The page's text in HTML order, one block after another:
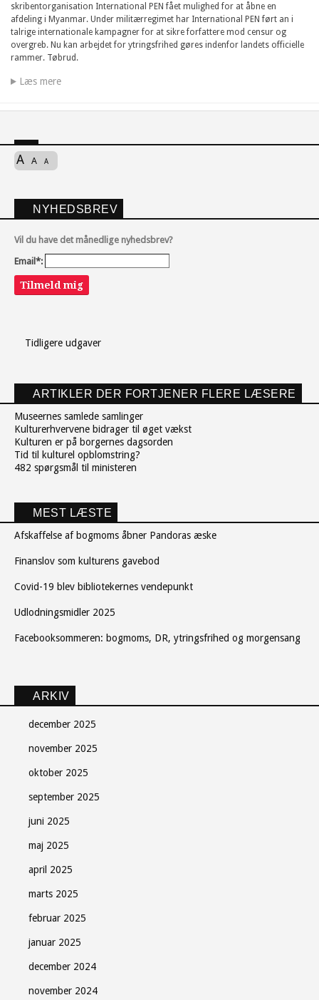
skribentorganisation International PEN fået mulighed for at åbne en
afdeling i Myanmar. Under militærregimet har International PEN ført an i
talrige internationale kampagner for at sikre forfattere mod censur og
overgreb. Nu kan arbejdet for ytringsfrihed gøres indenfor landets officielle
rammer. Tøbrud.
Læs mere
A A A
NYHEDSBREV
Vil du have det månedlige nyhedsbrev?
Email*:
Tilmeld mig
Tidligere udgaver
ARTIKLER DER FORTJENER FLERE LÆSERE
Museernes samlede samlinger
Kulturerhvervene bidrager til øget vækst
Kulturen er på borgernes dagsorden
Tid til kulturel opblomstring?
482 spørgsmål til ministeren
MEST LÆSTE
Afskaffelse af bogmoms åbner Pandoras æske
Finanslov som kulturens gavebod
Covid-19 blev bibliotekernes vendepunkt
Udlodningsmidler 2025
Facebooksommeren: bogmoms, DR, ytringsfrihed og morgensang
ARKIV
december 2025
november 2025
oktober 2025
september 2025
juni 2025
maj 2025
april 2025
marts 2025
februar 2025
januar 2025
december 2024
november 2024